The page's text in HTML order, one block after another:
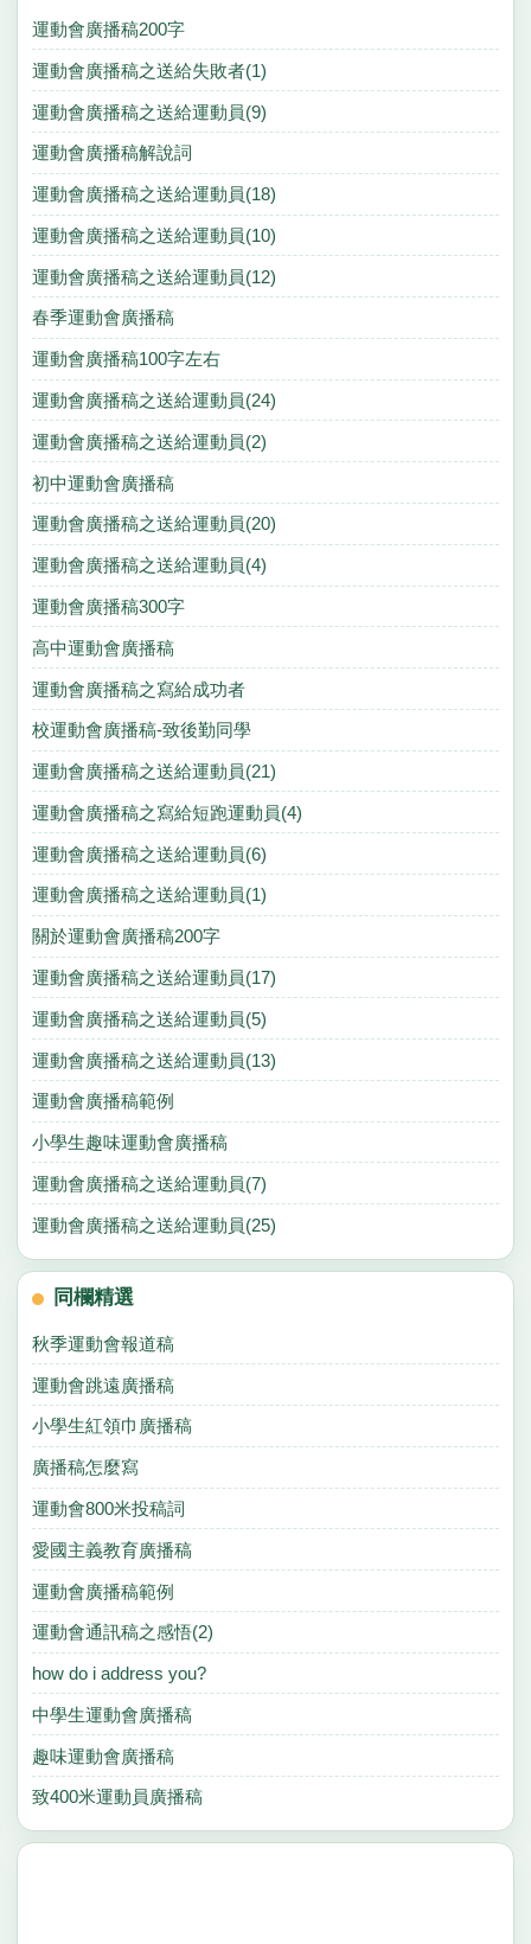
運動會廣播稿200字
運動會廣播稿之送給失敗者(1)
運動會廣播稿之送給運動員(9)
運動會廣播稿解說詞
運動會廣播稿之送給運動員(18)
運動會廣播稿之送給運動員(10)
運動會廣播稿之送給運動員(12)
春季運動會廣播稿
運動會廣播稿100字左右
運動會廣播稿之送給運動員(24)
運動會廣播稿之送給運動員(2)
初中運動會廣播稿
運動會廣播稿之送給運動員(20)
運動會廣播稿之送給運動員(4)
運動會廣播稿300字
高中運動會廣播稿
運動會廣播稿之寫給成功者
校運動會廣播稿-致後勤同學
運動會廣播稿之送給運動員(21)
運動會廣播稿之寫給短跑運動員(4)
運動會廣播稿之送給運動員(6)
運動會廣播稿之送給運動員(1)
關於運動會廣播稿200字
運動會廣播稿之送給運動員(17)
運動會廣播稿之送給運動員(5)
運動會廣播稿之送給運動員(13)
運動會廣播稿範例
小學生趣味運動會廣播稿
運動會廣播稿之送給運動員(7)
運動會廣播稿之送給運動員(25)
同欄精選
秋季運動會報道稿
運動會跳遠廣播稿
小學生紅領巾廣播稿
廣播稿怎麼寫
運動會800米投稿詞
愛國主義教育廣播稿
運動會廣播稿範例
運動會通訊稿之感悟(2)
how do i address you?
中學生運動會廣播稿
趣味運動會廣播稿
致400米運動員廣播稿